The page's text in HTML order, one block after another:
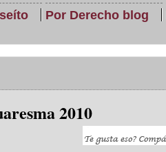
Por Derecho blog
2010